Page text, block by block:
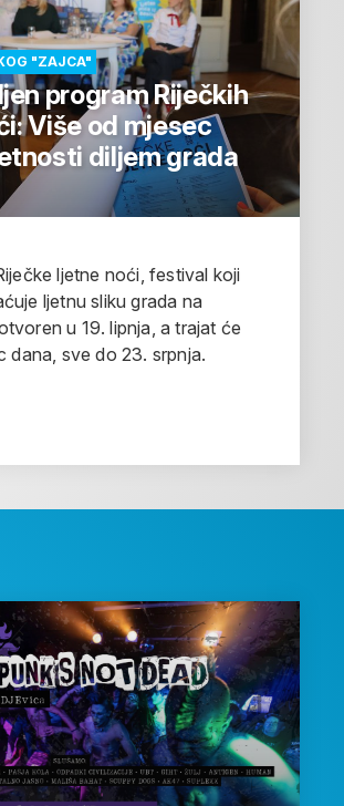
"ZAJCA"
program Riječkih
Više od mjesec
diljem grada
ljetne noći, festival koji
ljetnu sliku grada na
u 19. lipnja, a trajat će
dana, sve do 23. srpnja.